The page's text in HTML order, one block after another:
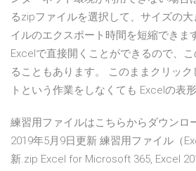
るzipファイルを選択して、サイズの
イルのエクスポート時間を短縮できま
Excelで直接開くことができるので、
ることもあります。 このままクリッ
トという作業をしなくても Excelの表
練習用ファイルはこちらからダウンロ
2019年5月9日更新 練習用ファイル（
新.zip Excel for Microsoft 365, Excel